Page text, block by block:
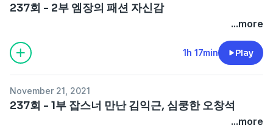
237회 - 2부 엠장의 패션 자신감
...more
1h 17min Play
November 21, 2021
237회 - 1부 잡스너 만난 김익근, 심쿵한 오창석
...more